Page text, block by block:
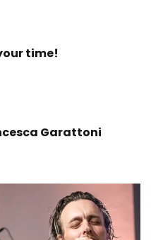
time!
Garattoni